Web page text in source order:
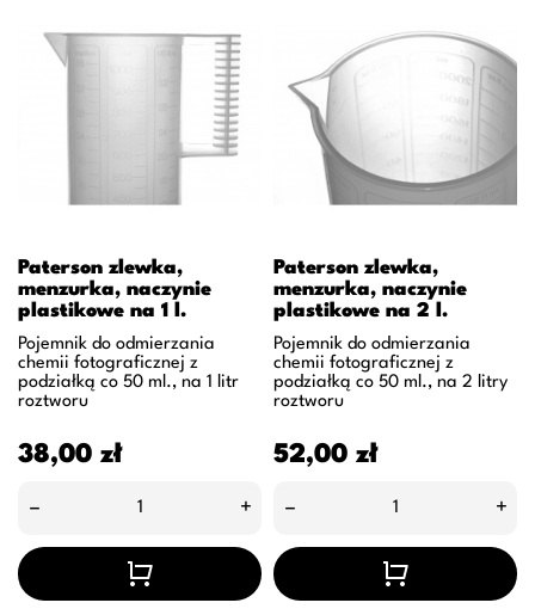
Paterson zlewka,
menzurka, naczynie
plastikowe na 1 l.
Pojemnik do odmierzania
chemii fotograficznej z
podziałką co 50 ml., na 1 litr
roztworu
Cena
38,00 zł
– +
Paterson zlewka,
menzurka, naczynie
plastikowe na 2 l.
Pojemnik do odmierzania
chemii fotograficznej z
podziałką co 50 ml., na 2 litry
roztworu
Cena
52,00 zł
– +